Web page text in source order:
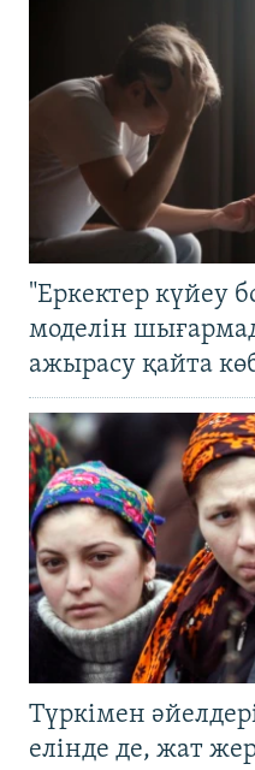
"Еркектер күйеу
моделін
ажырасу қайта
Түркімен
елінде де, жат